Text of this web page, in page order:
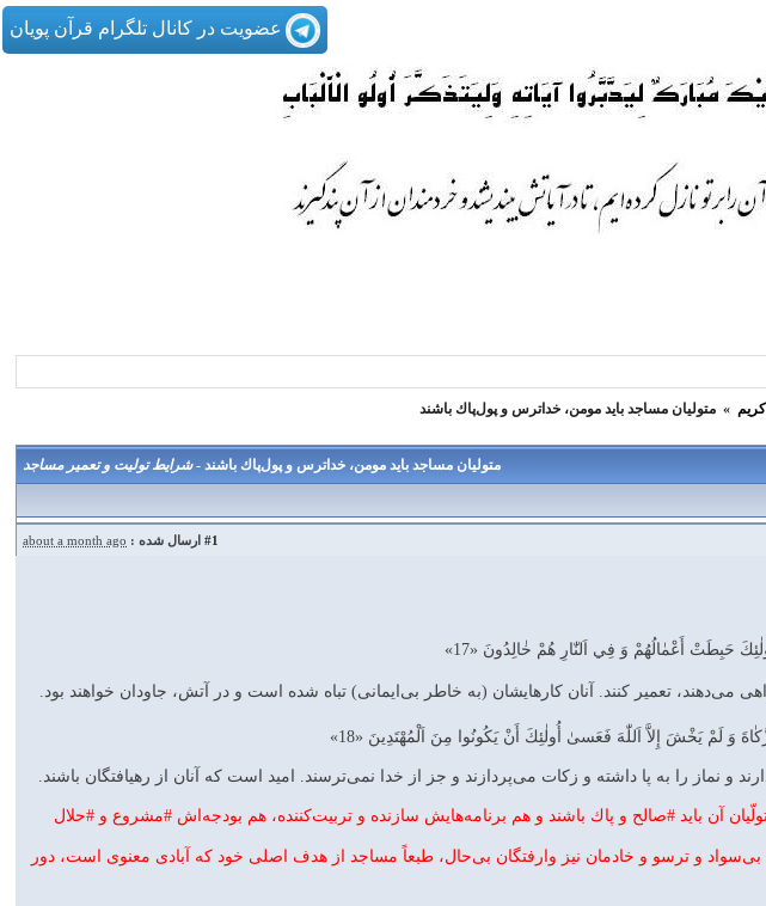
عضویت در کانال تلگرام قرآن پویان
» متولیان مساجد باید مومن، خداترس و پول‌پاك باشند
متولیان مساجد باید مومن، خداترس و پول‌پاك باشند -شرايط توليت و تعمير مساجد
#1 ارسال شده : about a month ago
حَبِطَتْ أَعْمٰالُهُمْ وَ فِي اَلنّٰارِ هُمْ خٰالِدُونَ «17»
تعمير كنند. آنان كارهايشان (به خاطر بى‌ايمانى) تباه شده است و در آتش، جاودان خواهند بود.
وَ لَمْ يَخْشَ إِلاَّ اَللّٰهَ فَعَسىٰ أُولٰئِكَ أَنْ يَكُونُوا مِنَ اَلْمُهْتَدِينَ «18»
و نماز را به پا داشته و زكات مى‌پردازند و جز از خدا نمى‌ترسند. اميد است كه آنان از رهيافتگان باشند.
آن بايد #صالح و پاك باشند و هم برنامه‌هايش سازنده و تربيت‌كننده، هم بودجه‌اش #مشروع و #حلال
بى‌سواد و ترسو و خادمان نيز وارفتگان بى‌حال، طبعاً مساجد از هدف اصلى خود كه آبادى معنوى است، دور